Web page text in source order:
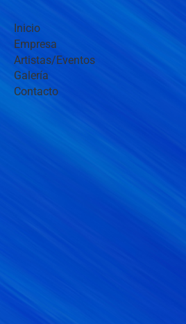
Inicio
Empresa
Artistas/Eventos
Galería
Contacto